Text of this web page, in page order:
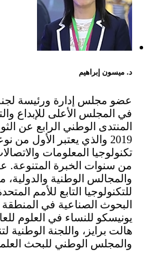
د. ميسون إبراهيم
عضو مجلس إدارة ورئيسة لجنة
في المجلس الأعلى للإبداع
المنتدى الوطني الرابع عن
2019 والذي يعتبر الأول
تكنولوجيا المعلومات
من سنوات الخبرة المتنوعة.
والمجالس الوطنية والدولية،
للتكنولوجيا التابع للأمم
البحوث الصناعية في المنطقة
والمجلس الوطني للبحث